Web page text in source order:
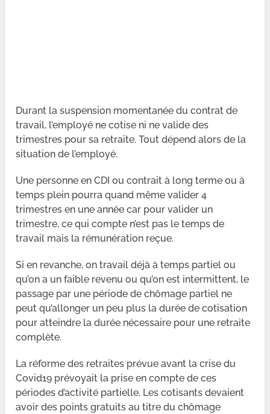
Durant la suspension momentanée du contrat de
travail, l’employé ne cotise ni ne valide des
trimestres pour sa retraite. Tout dépend alors de la
situation de l’employé.
Une personne en CDI ou contrait à long terme ou à
temps plein pourra quand même valider 4
trimestres en une année car pour valider un
trimestre, ce qui compte n’est pas le temps de
travail mais la rémunération reçue.
Si en revanche, on travail déjà à temps partiel ou
qu’on a un faible revenu ou qu’on est intermittent, le
passage par une période de chômage partiel ne
peut qu’allonger un peu plus la durée de cotisation
pour atteindre la durée nécessaire pour une retraite
complète.
La réforme des retraites prévue avant la crise du
Covid19 prévoyait la prise en compte de ces
périodes d’activité partielle. Les cotisants devaient
avoir des points gratuits au titre du chômage